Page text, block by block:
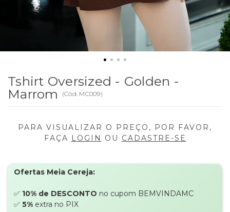
Tshirt Oversized - Golden -
Marrom
(Cód. MC009)
PARA VISUALIZAR O PREÇO, POR FAVOR,
FAÇA LOGIN OU CADASTRE-SE
Ofertas Meia Cereja:
✅ 10% de DESCONTO no cupom BEMVINDAMC
✅ 5% extra no PIX